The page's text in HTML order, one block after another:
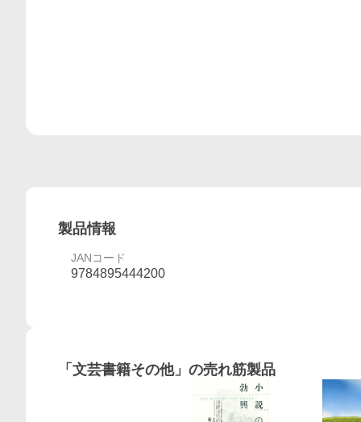
製品情報
JANコード
9784895444200
「 文芸書籍その他」の売れ筋製品